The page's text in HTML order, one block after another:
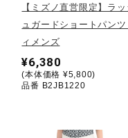
陸上競技
【ミズノ直営限定】ラッ
ュガードショートパンツ
ィメンズ
¥6,380
(本体価格 ¥5,800)
品番 B2JB1220